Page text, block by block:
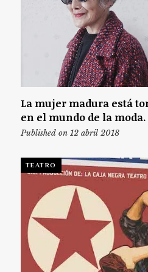
La mujer madura está
en el mundo de la moda.
Published on 12 abril 2018
TEATRO